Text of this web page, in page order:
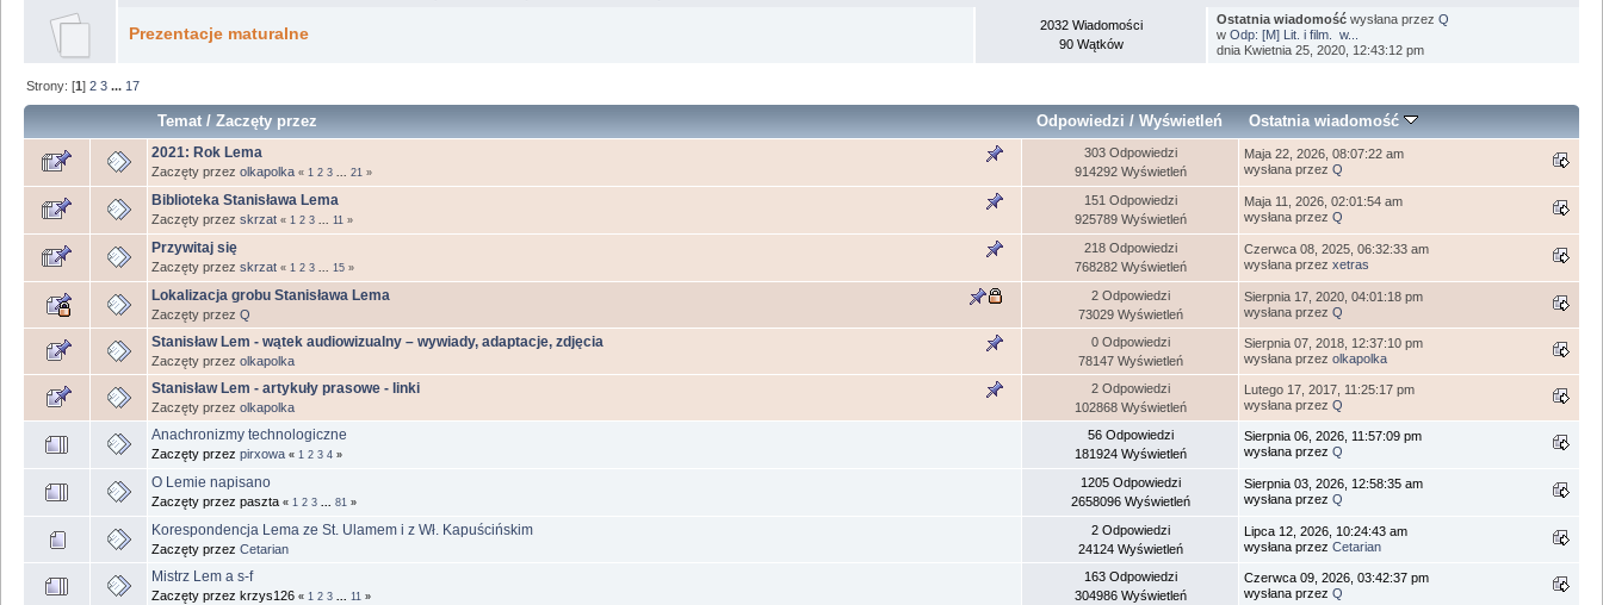
Prezentacje maturalne
2032 Wiadomości
90 Wątków
Ostatnia wiadomość wysłana przezQ
wOdp: [M] Lit. i film. w...
dnia Kwietnia 25, 2020, 12:43:12 pm
Strony: [1]2 3 ... 17
Temat/Zaczęty przez Odpowiedzi / Wyświetleń Ostatnia wiadomość
2021: Rok Lema
Zaczęty przez olkapolka « 1 2 3 ... 21 »
303 Odpowiedzi
914292 Wyświetleń
Maja 22, 2026, 08:07:22 am
wysłana przez Q
Biblioteka Stanisława Lema
Zaczęty przez skrzat « 1 2 3 ... 11 »
151 Odpowiedzi
925789 Wyświetleń
Maja 11, 2026, 02:01:54 am
wysłana przez Q
Przywitaj się
Zaczęty przez skrzat « 1 2 3 ... 15 »
218 Odpowiedzi
768282 Wyświetleń
Czerwca 08, 2025, 06:32:33 am
wysłana przez xetras
Lokalizacja grobu Stanisława Lema
Zaczęty przez Q
2 Odpowiedzi
73029 Wyświetleń
Sierpnia 17, 2020, 04:01:18 pm
wysłana przez Q
Stanisław Lem - wątek audiowizualny – wywiady, adaptacje, zdjęcia
Zaczęty przez olkapolka
0 Odpowiedzi
78147 Wyświetleń
Sierpnia 07, 2018, 12:37:10 pm
wysłana przez olkapolka
Stanisław Lem - artykuły prasowe - linki
Zaczęty przez olkapolka
2 Odpowiedzi
102868 Wyświetleń
Lutego 17, 2017, 11:25:17 pm
wysłana przez Q
Anachronizmy technologiczne
Zaczęty przez pirxowa « 1 2 3 4 »
56 Odpowiedzi
181924 Wyświetleń
Sierpnia 06, 2026, 11:57:09 pm
wysłana przez Q
O Lemie napisano
Zaczęty przez paszta « 1 2 3 ... 81 »
1205 Odpowiedzi
2658096 Wyświetleń
Sierpnia 03, 2026, 12:58:35 am
wysłana przez Q
Korespondencja Lema ze St. Ulamem i z Wł. Kapuścińskim
Zaczęty przez Cetarian
2 Odpowiedzi
24124 Wyświetleń
Lipca 12, 2026, 10:24:43 am
wysłana przez Cetarian
Mistrz Lem a s-f
Zaczęty przez krzys126 « 1 2 3 ... 11 »
163 Odpowiedzi
304986 Wyświetleń
Czerwca 09, 2026, 03:42:37 pm
wysłana przez Q